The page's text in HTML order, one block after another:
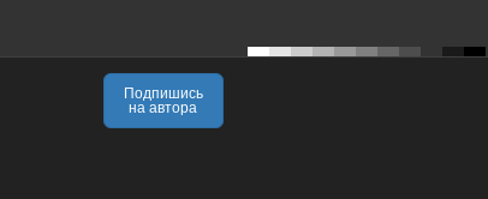
Подпишись
на автора